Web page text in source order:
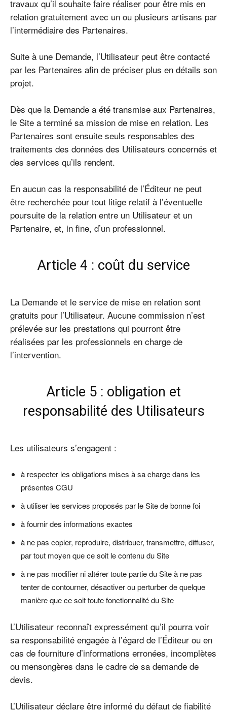
travaux qu’il souhaite faire réaliser pour être mis en
relation gratuitement avec un ou plusieurs artisans par
l’intermédiaire des Partenaires.
Suite à une Demande, l’Utilisateur peut être contacté
par les Partenaires afin de préciser plus en détails son
projet.
Dès que la Demande a été transmise aux Partenaires,
le Site a terminé sa mission de mise en relation. Les
Partenaires sont ensuite seuls responsables des
traitements des données des Utilisateurs concernés et
des services qu’ils rendent.
En aucun cas la responsabilité de l’Éditeur ne peut
être recherchée pour tout litige relatif à l’éventuelle
poursuite de la relation entre un Utilisateur et un
Partenaire, et, in fine, d’un professionnel.
Article 4 : coût du service
La Demande et le service de mise en relation sont
gratuits pour l’Utilisateur. Aucune commission n’est
prélevée sur les prestations qui pourront être
réalisées par les professionnels en charge de
l’intervention.
Article 5 : obligation et
responsabilité des Utilisateurs
Les utilisateurs s’engagent :
à respecter les obligations mises à sa charge dans les
présentes CGU
à utiliser les services proposés par le Site de bonne foi
à fournir des informations exactes
à ne pas copier, reproduire, distribuer, transmettre, diffuser,
par tout moyen que ce soit le contenu du Site
à ne pas modifier ni altérer toute partie du Site à ne pas
tenter de contourner, désactiver ou perturber de quelque
manière que ce soit toute fonctionnalité du Site
L’Utilisateur reconnaît expressément qu’il pourra voir
sa responsabilité engagée à l’égard de l’Éditeur ou en
cas de fourniture d’informations erronées, incomplètes
ou mensongères dans le cadre de sa demande de
devis.
L’Utilisateur déclare être informé du défaut de fiabilité